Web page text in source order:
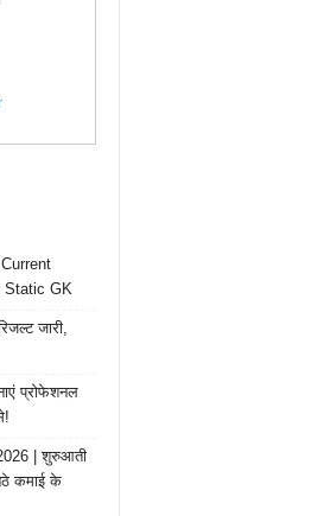
Static GK
जारी,
प्रोफेशनल
| शुरुआती
कमाई के